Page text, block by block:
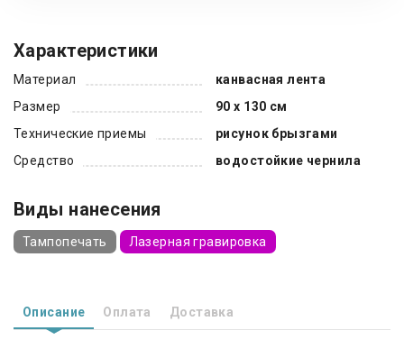
Характеристики
Материал
канвасная лента
Размер
90 x 130 см
Технические приемы
рисунок брызгами
Средство
водостойкие чернила
Виды нанесения
Тампопечать Лазерная гравировка
Описание Оплата Доставка